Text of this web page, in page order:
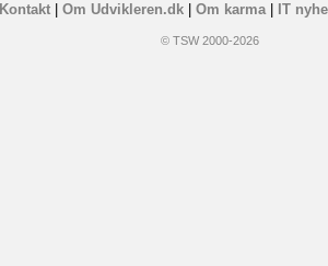
Kontakt| Om Udvikleren.dk| Om karma| IT
© TSW 2000-2026